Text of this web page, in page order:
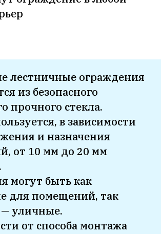
лестничные ограждения
из безопасного
прочного стекла.
в зависимости
и назначения
от 10 мм до 20 мм
могут быть как
для помещений, так
уличные.
от способа монтажа